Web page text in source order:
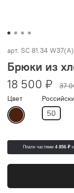
арт. SC 81.34 W37(A)
Брюки из
18 500 ₽
37
Цвет
50
Плати частями 4 856 ₽